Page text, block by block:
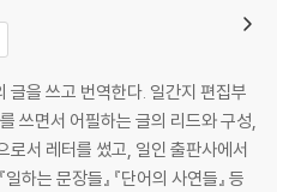
슨 황
글을 쓰고 번역한다. 일간지 편집부
쓰면서 어필하는 글의 리드와 구성,
로서 레터를 썼고, 일인 출판사에서
하는 문장들』 『단어의 사연들』 등